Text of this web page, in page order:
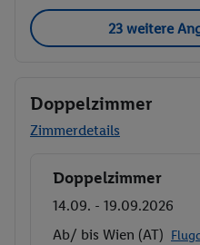
23 weitere
Doppelzimmer
Zimmerdetails
Buchen
Doppelzimmer
14.09. - 19.09.2026
Ab/ bis Wien (AT)